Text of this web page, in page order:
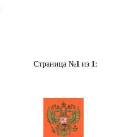
Страница №1 из 1: